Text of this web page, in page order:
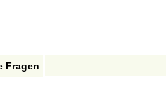
Fragen